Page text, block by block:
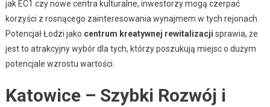
jak EC1 czy nowe centra kulturalne, inwestorzy mogą czerpać
korzyści z rosnącego zainteresowania wynajmem w tych rejonach.
Potencjał Łodzi jako centrum kreatywnej rewitalizacji sprawia, że
jest to atrakcyjny wybór dla tych, którzy poszukują miejsc o dużym
potencjale wzrostu wartości.
Katowice – Szybki Rozwój i